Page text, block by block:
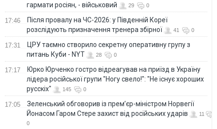
гармати росіян, - військовий
29 0
17:46
Після провалу на ЧС-2026: у Південній Кореї
розслідують призначення тренера збірної
41 0
17:31
ЦРУ таємно створило секретну оперативну групу з
питань Куби - NYT
28 0
17:17
Юрко Юрченко гостро відреагував на приїзд в Україну
лідера російської групи "Ногу свело!": "Не існує хороших
русскіх"
145 0
17:05
Зеленський обговорив із прем’єр-міністром Норвегії
Йонасом Гаром Стере захист від російських ударів
11
0